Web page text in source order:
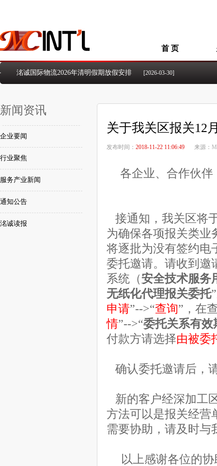
首 页
洺诚国际物流2026年清明假期放假安排 [2026-03-30]
洺诚国际物流2026年元旦假期放假安排[2026-01-01]
洺诚国际物流2024年国庆节放假安排的通知
2024年五一国际劳动节放假安排的通知 [2024-04-23]
洺诚国际物流2026年5.1国际劳动节放假安排
新闻资讯
企业要闻
行业聚焦
服务产业新闻
通知公告
洺诚读报
关于我关区报关12
发布时间： 2018-11-22 11:06:49 来源：
各企业、合作伙伴
接通知，我关区将
为确保各项报关类业
将逐批为没有签约电
委托邀请。请收到邀
系统（安全技术服务
无纸化代理报关委托
申请”-->“查询”，在
情”-->“委托关系有效
付款方请选择由被委
确认委托邀请后，
新的客户经深加工
方法可以是报关经营
需要协助，请及时与
以上感谢各位的协